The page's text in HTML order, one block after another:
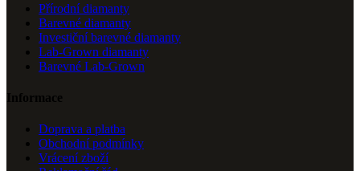
Přírodní diamanty
Barevné diamanty
Investiční barevné diamanty
Lab-Grown diamanty
Barevné Lab-Grown
Informace
Doprava a platba
Obchodní podmínky
Vrácení zboží